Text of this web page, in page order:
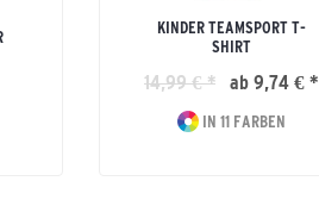
KINDER TEAMSPORT T-
SHIRT
14,99 € * ab 9,74 € *
IN 11 FARBEN